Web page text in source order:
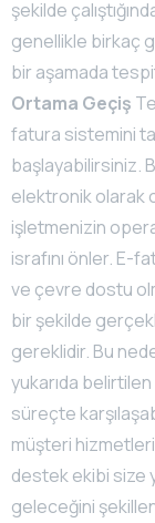
şekilde
genellikle birkaç
bir aşamada
Ortama Geçiş
fatura sistemini
başlayabilirsiniz.
elektronik olarak
işletmenizin
israfını önler. E-
ve çevre dostu
bir şekilde
gereklidir. Bu
yukarıda belirtilen
süreçte
müşteri hizmetleri
destek ekibi size
geleceğini